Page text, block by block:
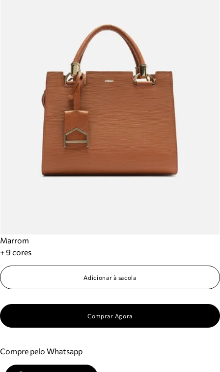
Marrom
+ 9 cores
Adicionar à sacola
Comprar Agora
Compre pelo Whatsapp